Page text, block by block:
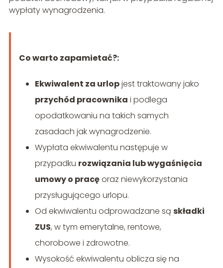
wypłaty wynagrodzenia.
Co warto zapamietać?:
Ekwiwalent za urlopjest traktowany jako
przychód pracownika i podlega
opodatkowaniu na takich samych
zasadach jak wynagrodzenie.
Wypłata ekwiwalentu następuje w
przypadku rozwiązania lub wygaśnięcia
umowy o pracęoraz niewykorzystania
przysługującego urlopu.
Od ekwiwalentu odprowadzane są składki
ZUS, w tym emerytalne, rentowe,
chorobowe i zdrowotne.
Wysokość ekwiwalentu oblicza się na